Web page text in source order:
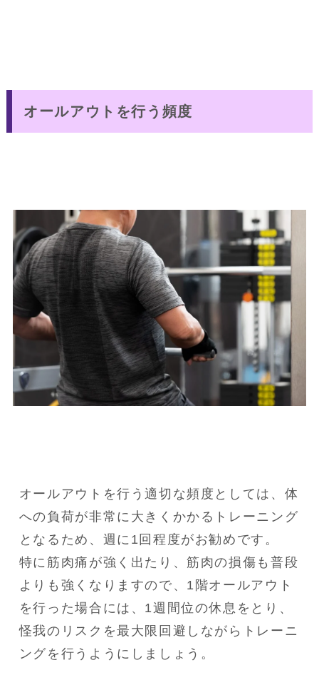
オールアウトを行う頻度
オールアウトを行う適切な頻度としては、体
への負荷が非常に大きくかかるトレーニング
となるため、週に1回程度がお勧めです。
特に筋肉痛が強く出たり、筋肉の損傷も普段
よりも強くなりますので、1階オールアウト
を行った場合には、1週間位の休息をとり、
怪我のリスクを最大限回避しながらトレーニ
ングを行うようにしましょう。